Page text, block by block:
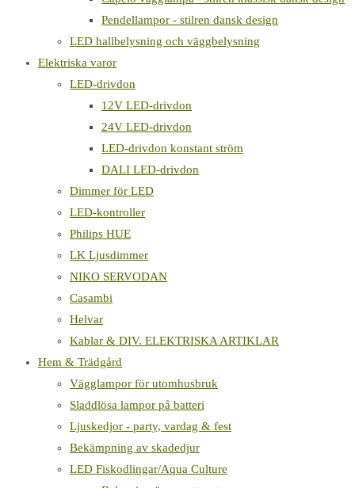
Pendellampor - stilren dansk design
LED hallbelysning och väggbelysning
Elektriska varor
LED-drivdon
12V LED-drivdon
24V LED-drivdon
LED-drivdon konstant ström
DALI LED-drivdon
Dimmer för LED
LED-kontroller
Philips HUE
LK Ljusdimmer
NIKO SERVODAN
Casambi
Helvar
Kablar & DIV. ELEKTRISKA ARTIKLAR
Hem & Trädgård
Vägglampor för utomhusbruk
Sladdlösa lampor på batteri
Ljuskedjor - party, vardag & fest
Bekämpning av skadedjur
LED Fiskodlingar/Aqua Culture